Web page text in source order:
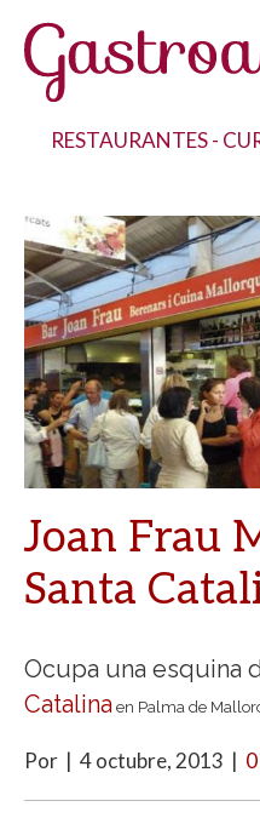
RESTAURANTES-
Joan Frau
Santa
Ocupa una esquina
Catalina en Palma de
Por | 4 octubre, 2013 | 0